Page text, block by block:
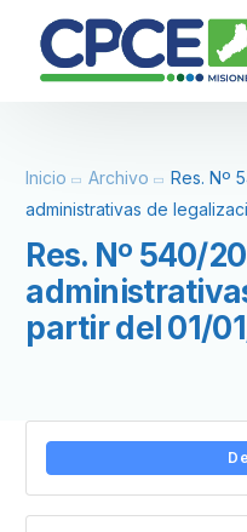
Inicio Archivo
Res. Nº
administrativas de
Res. Nº 540/
partir del 01/